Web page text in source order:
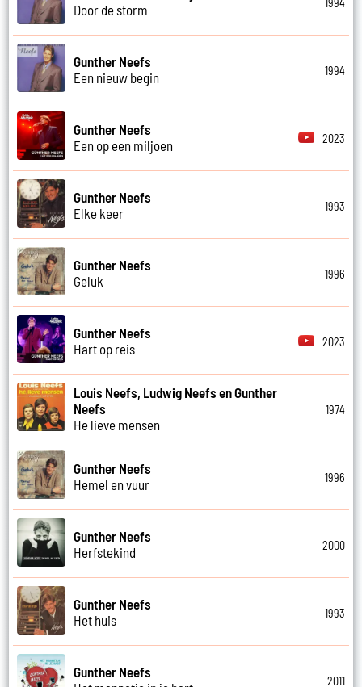
Door de storm
Gunther Neefs
Een nieuw begin
1994
Gunther Neefs
Een op een miljoen
2023
Gunther Neefs
Elke keer
1993
Gunther Neefs
Geluk
1996
Gunther Neefs
Hart op reis
2023
Louis Neefs, Ludwig Neefs en Gunther
Neefs
He lieve mensen
1974
Gunther Neefs
Hemel en vuur
1996
Gunther Neefs
Herfstekind
2000
Gunther Neefs
Het huis
1993
Gunther Neefs
2011